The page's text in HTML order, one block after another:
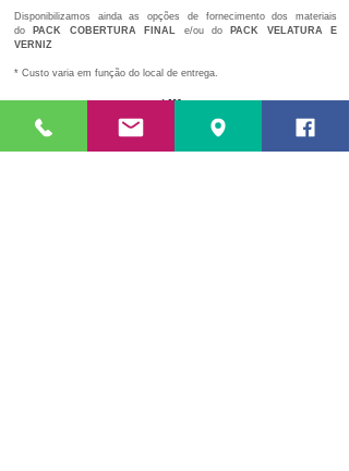
Disponibilizamos ainda as opções de fornecimento dos materiais
do
PACK COBERTURA FINAL e/ou do
PACK VELATURA E
VERNIZ
​* Custo varia em função do local de entrega.